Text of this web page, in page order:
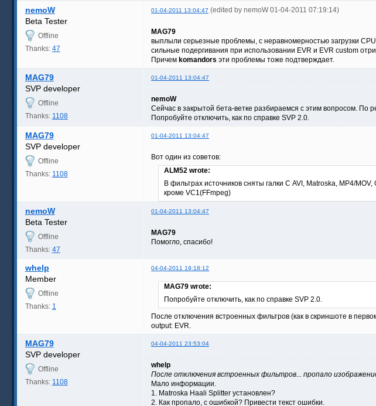
nemoW 01-04-2011 13:04:47 (edited by nemoW 01-04-2011 07:19:14)
Beta Tester
Offline
Thanks: 47
MAG79
выплыли серьезные проблемы, с неравномерностью загрузки
сильные подергивания при использовании EVR и EVR custom
Причем komandors эти проблемы тоже подтверждает.
MAG79 01-04-2011 13:04:47
SVP developer
Offline
Thanks: 1108
nemoW
Сейчас в закрытой бета-ветке разбираемся с этим вопросом. По
Попробуйте отключить, как по справке SVP 2.0.
MAG79 01-04-2011 13:04:47
SVP developer
Offline
Thanks: 1108
Вот один из советов:
ALM52 wrote:
В фильтрах источников сняты галки С AVI, Matroska, MP4/
кроме VC1(FFmpeg)
nemoW 01-04-2011 13:04:47
Beta Tester
Offline
Thanks: 47
MAG79
Помогло, спасибо!
whelp 04-04-2011 19:18:12
Member
Offline
Thanks: 1
MAG79 wrote:
Попробуйте отключить, как по справке SVP 2.0.
После отключения встроенных фильтров (как в скриншоте в
output: EVR.
MAG79 04-04-2011 23:53:04
SVP developer
Offline
Thanks: 1108
whelp
После отключения встроенных фильтров... пропало
Мало информации.
1. Matroska Haali Splitter установлен?
2. Как пропало, с ошибкой? Привести текст ошибки.